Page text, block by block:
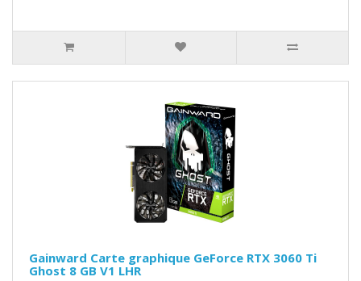
Gainward Carte graphique GeForce RTX 3060 Ti
Ghost 8 GB V1 LHR